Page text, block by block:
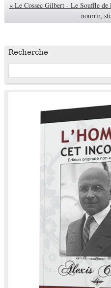
« Le Cossec Gilbert - Le Souffle de
nourrir,
Recherche